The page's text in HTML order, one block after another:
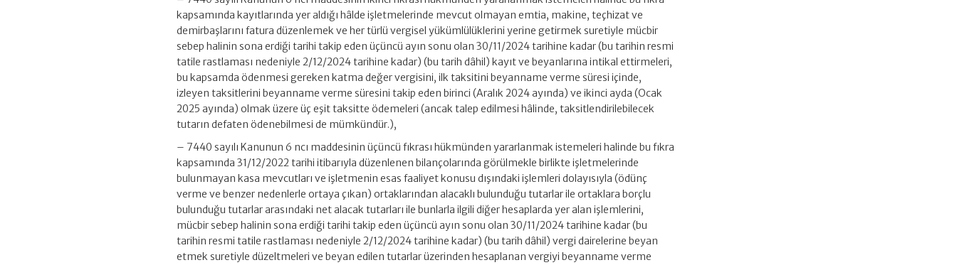
kapsamında kayıtlarında yer aldığı hâlde işletmelerinde mevcut olmayan emtia, makine, teçhizat ve
demirbaşlarını fatura düzenlemek ve her türlü vergisel yükümlülüklerini yerine getirmek suretiyle mücbir
sebep halinin sona erdiği tarihi takip eden üçüncü ayın sonu olan 30/11/2024 tarihine kadar (bu tarihin resmi
tatile rastlaması nedeniyle 2/12/2024 tarihine kadar) (bu tarih dâhil) kayıt ve beyanlarına intikal ettirmeleri,
bu kapsamda ödenmesi gereken katma değer vergisini, ilk taksitini beyanname verme süresi içinde,
izleyen taksitlerini beyanname verme süresini takip eden birinci (Aralık 2024 ayında) ve ikinci ayda (Ocak
2025 ayında) olmak üzere üç eşit taksitte ödemeleri (ancak talep edilmesi hâlinde, taksitlendirilebilecek
tutarın defaten ödenebilmesi de mümkündür.),
– 7440 sayılı Kanunun 6 ncı maddesinin üçüncü fıkrası hükmünden yararlanmak istemeleri halinde bu fıkra
kapsamında 31/12/2022 tarihi itibarıyla düzenlenen bilançolarında görülmekle birlikte işletmelerinde
bulunmayan kasa mevcutları ve işletmenin esas faaliyet konusu dışındaki işlemleri dolayısıyla (ödünç
verme ve benzer nedenlerle ortaya çıkan) ortaklarından alacaklı bulunduğu tutarlar ile ortaklara borçlu
bulunduğu tutarlar arasındaki net alacak tutarları ile bunlarla ilgili diğer hesaplarda yer alan işlemlerini,
mücbir sebep halinin sona erdiği tarihi takip eden üçüncü ayın sonu olan 30/11/2024 tarihine kadar (bu
tarihin resmi tatile rastlaması nedeniyle 2/12/2024 tarihine kadar) (bu tarih dâhil) vergi dairelerine beyan
etmek suretiyle düzeltmeleri ve beyan edilen tutarlar üzerinden hesaplanan vergiyi beyanname verme